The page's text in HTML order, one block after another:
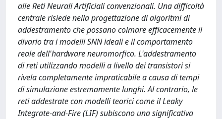
alle Reti Neurali Artificiali convenzionali. Una difficoltà
centrale risiede nella progettazione di algoritmi di
addestramento che possano colmare efficacemente il
divario tra i modelli SNN ideali e il comportamento
reale dell'hardware neuromorfico. L'addestramento
di reti utilizzando modelli a livello dei transistori si
rivela completamente impraticabile a causa di tempi
di simulazione estremamente lunghi. Al contrario, le
reti addestrate con modelli teorici come il Leaky
Integrate-and-Fire (LIF) subiscono una significativa